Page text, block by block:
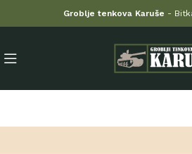
Groblje tenkova Karuše -